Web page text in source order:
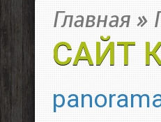
Главная »
САЙТ